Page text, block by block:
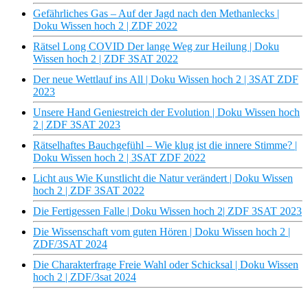
Gefährliches Gas – Auf der Jagd nach den Methanlecks |
Doku Wissen hoch 2 | ZDF 2022
Rätsel Long COVID Der lange Weg zur Heilung | Doku
Wissen hoch 2 | ZDF 3SAT 2022
Der neue Wettlauf ins All | Doku Wissen hoch 2 | 3SAT ZDF
2023
Unsere Hand Geniestreich der Evolution | Doku Wissen hoch
2 | ZDF 3SAT 2023
Rätselhaftes Bauchgefühl – Wie klug ist die innere Stimme? |
Doku Wissen hoch 2 | 3SAT ZDF 2022
Licht aus Wie Kunstlicht die Natur verändert | Doku Wissen
hoch 2 | ZDF 3SAT 2022
Die Fertigessen Falle | Doku Wissen hoch 2| ZDF 3SAT 2023
Die Wissenschaft vom guten Hören | Doku Wissen hoch 2 |
ZDF/3SAT 2024
Die Charakterfrage Freie Wahl oder Schicksal | Doku Wissen
hoch 2 | ZDF/3sat 2024